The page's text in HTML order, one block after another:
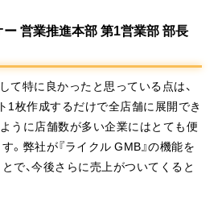
ー 営業推進本部 第1営業部 部長
て特に良かったと思っている点は、
1枚作成するだけで全店舗に展開でき
うに店舗数が多い企業にはとても便
。弊社が『ライクル GMB』の機能を
で、今後さらに売上がついてくると